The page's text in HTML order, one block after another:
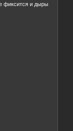
фиксится и дыры